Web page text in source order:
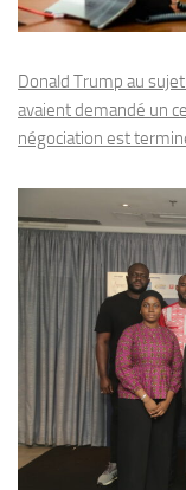
Donald Trump au
avaient demandé un
négociation est